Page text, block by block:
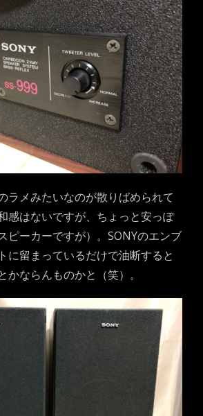
ラメみたいなのが散りばめられて
感はないですが、ちょっと安っぽ
ピーカーですが）。SONYのエンブ
に留まっているだけで油断すると
かならんものかと（笑）。